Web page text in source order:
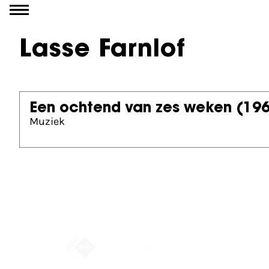
Ga naar inhoud
Lasse Farnlof
Een ochtend van zes weken
Muziek